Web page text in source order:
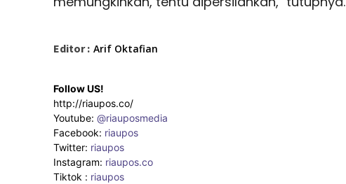
Editor : Arif Oktafian
Follow US!
http://riaupos.co/
Youtube: @riauposmedia
Facebook: riaupos
Twitter: riaupos
Instagram: riaupos.co
Tiktok : riaupos